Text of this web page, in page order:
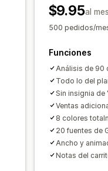
$9.95al mes
500 pedidos/
Funciones
Análisis de 90
Todo lo del
Sin insignia de
Ventas
8 colores
20 fuentes de
Ancho y
Notas del